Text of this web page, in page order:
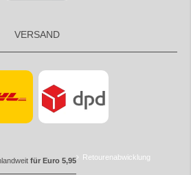
VERSAND
für Euro 5,95 Retourenabwicklung